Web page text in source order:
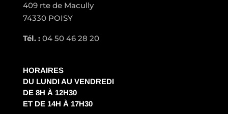
409 rte de Macully
74330 POISY
Tél. :04 50 46 28 20
HORAIRES
DU LUNDI AU VENDREDI
DE 8H À 12H30
ET DE 14H À 17H30